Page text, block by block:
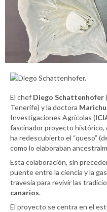
Diego Schattenhofer.
El chef Diego Schattenhofer(
Tenerife) y la doctora
Investigaciones Agrícolas (
fascinador proyecto histórico,
ha redescubierto el “queso”
como lo elaboraban
Esta colaboración, sin
puente entre la ciencia y la
travesía para revivir las
canarios.
El proyecto se centra en el